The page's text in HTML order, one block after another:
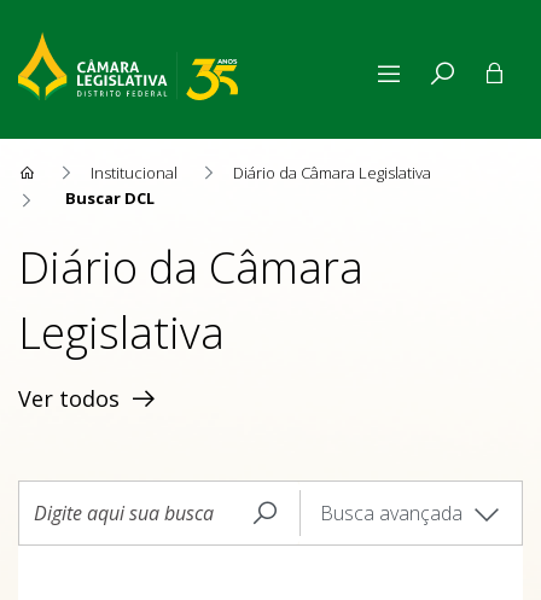
Institucional
Diário da Câmara Legislativa
Buscar DCL
Buscar DCL
Diário da Câmara
Legislativa
Ver todos
Busca avançada